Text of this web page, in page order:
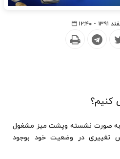
کنیم؟
به صورت نشسته وپشت میز مشغول
تغییری در وضعیت خود بوجود